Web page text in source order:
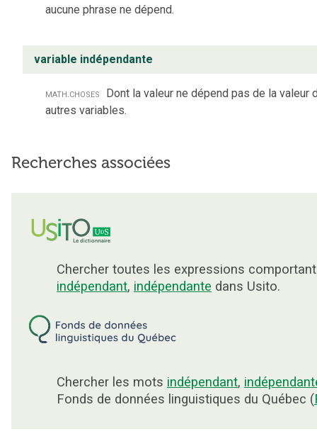
aucune phrase ne dépend.
variable indépendante
math.choses Dont la valeur ne dépend pas de la valeur
autres variables.
Recherches associées
Chercher toutes les expressions
indépendant, indépendante dans Usito.
Chercher les mots indépendant,
Fonds de données linguistiques du Québec (